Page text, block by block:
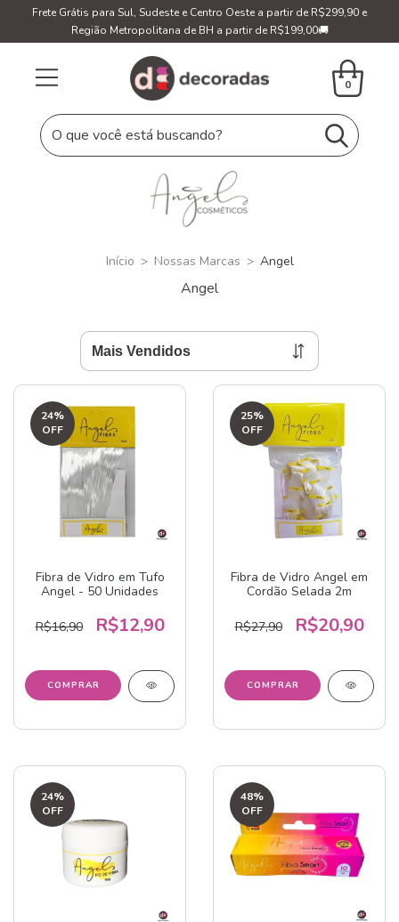
Frete Grátis para Sul, Sudeste e Centro Oeste a partir de R$299,90 e
Região Metropolitana de BH a partir de R$199,00🚚
0
Início > Nossas Marcas > Angel
Angel
24%
OFF
Fibra de Vidro em Tufo
Angel - 50 Unidades
R$16,90 R$12,90
25%
OFF
Fibra de Vidro Angel em
Cordão Selada 2m
R$27,90 R$20,90
24%
OFF
48%
OFF